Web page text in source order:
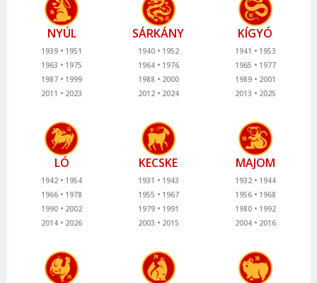
NYÚL
1939
1951
1963
1975
1987
1999
2011
2023
SÁRKÁNY
1940
1952
1964
1976
1988
2000
2012
2024
KÍGYÓ
1941
1953
1965
1977
1989
2001
2013
2025
LÓ
1942
1954
1966
1978
1990
2002
2014
2026
KECSKE
1931
1943
1955
1967
1979
1991
2003
2015
MAJOM
1932
1944
1956
1968
1980
1992
2004
2016